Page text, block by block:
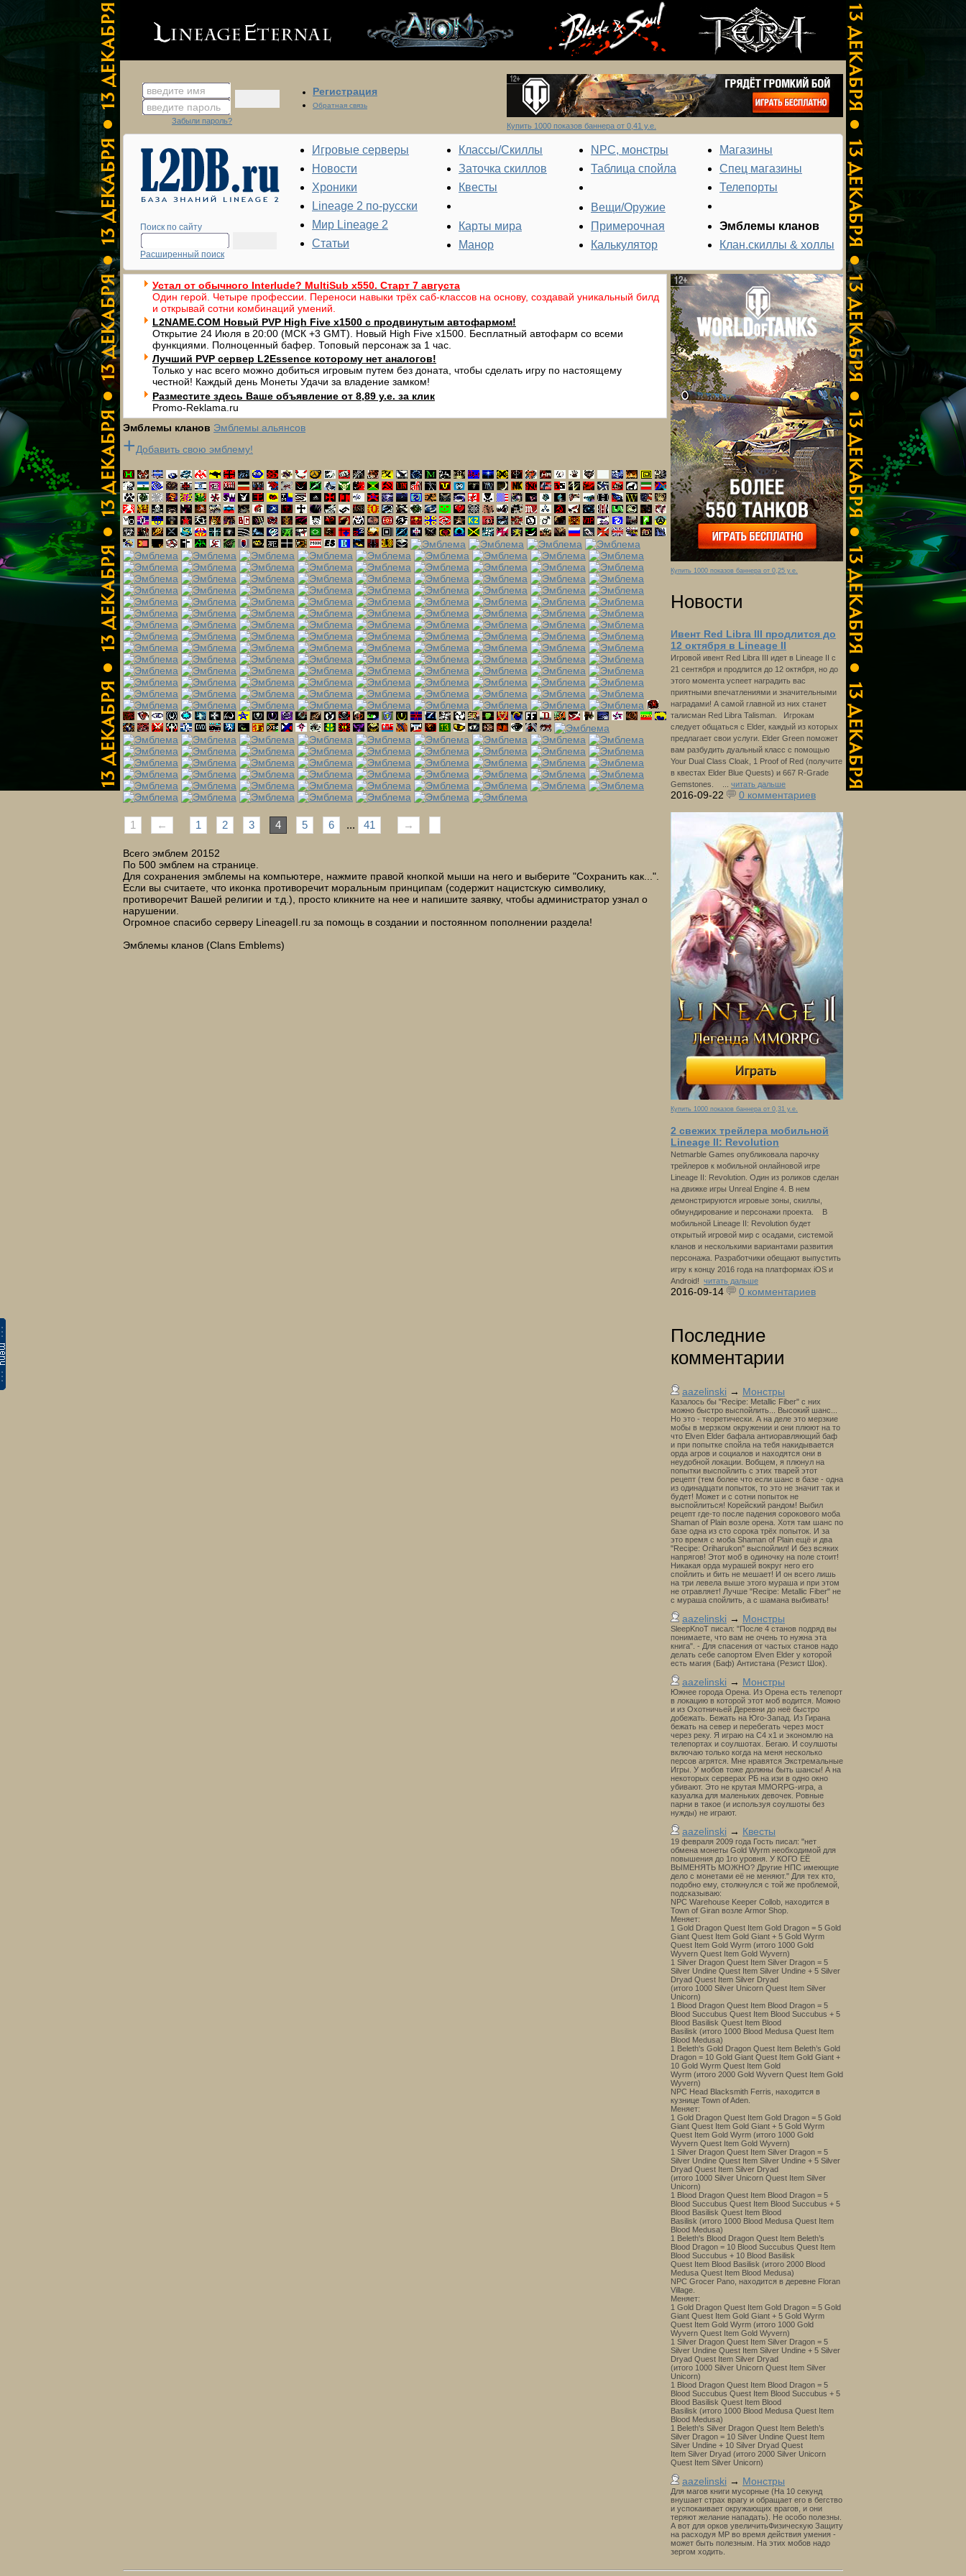
введите имя Регистрация
Обратная связь
введите пароль
Забыли пароль?
Купить 1000 показов баннера от 0,41 у.е.
Поиск по сайту
Расширенный поиск
Игровые серверы
Новости
Хроники
Lineage 2 по-русски
Мир Lineage 2
Статьи
Классы/Скиллы
Заточка скиллов
Квесты
Карты мира
Манор
NPC, монстры
Таблица спойла
Вещи/Оружие
Примерочная
Калькулятор
Магазины
Спец магазины
Телепорты
Эмблемы кланов
Клан.скиллы & холлы
Купить 1000 показов баннера от 0,25 у.е.
Новости
Ивент Red Libra III продлится до
12 октября в Lineage II
Игровой ивент Red Libra III идет в Lineage II с
21 сентября и продлится до 12 октября, но до
этого момента успеет наградить вас
приятными впечатлениями и значительными
наградами! А самой главной из них станет
талисман Red Libra Talisman. Игрокам
следует общаться с Elder, каждый из которых
предлагает свои услуги. Elder Green поможет
вам разбудить дуальный класс с помощью
Your Dual Class Cloak, 1 Proof of Red (получите
в квестах Elder Blue Quests) и 667 R-Grade
Gemstones. ... читать дальше
2016-09-22 0 комментариев
Купить 1000 показов баннера от 0,31 у.е.
2 свежих трейлера мобильной
Lineage II: Revolution
Netmarble Games опубликовала парочку
трейлеров к мобильной онлайновой игре
Lineage II: Revolution. Один из роликов сделан
на движке игры Unreal Engine 4. В нем
демонстрируются игровые зоны, скиллы,
обмундирование и персонажи проекта. В
мобильной Lineage II: Revolution будет
открытый игровой мир с осадами, системой
кланов и несколькими вариантами развития
персонажа. Разработчики обещают выпустить
игру к концу 2016 года на платформах iOS и
Android! читать дальше
2016-09-14 0 комментариев
Последние
комментарии
aazelinski → Монстры
Казалось бы "Recipe: Metallic Fiber" с них
можно быстро выспойлить... Высокий шанс...
Но это - теоретически. А на деле это мерзкие
мобы в мерзком окружении и они плюют на то
что Elven Elder бафала антиоравляющий баф
и при попытке спойла на тебя накидывается
орда агров и социалов и находятся они в
неудобной локации. Вобщем, я плюнул на
попытки выспойлить с этих тварей этот
рецепт (тем более что если шанс в базе - одна
из одинадцати попыток, то это не значит так и
будет! Может и с сотни попыток не
выспойлиться! Корейский рандом! Выбил
рецепт где-то после падения сорокового моба
Shaman of Plain возле орена. Хотя там шанс по
базе одна из сто сорока трёх попыток. И за
это время с моба Shaman of Plain ещё и два
"Recipe: Oriharukon" выспойлил! И без всяких
напрягов! Этот моб в одиночку на поле стоит!
Никакая орда мурашей вокруг него его
спойлить и бить не мешает! И он всего лишь
на три левела выше этого мураша и при этом
не отравляет! Лучше "Recipe: Metallic Fiber" не
с мураша спойлить, а с шамана выбивать!
aazelinski → Монстры
SleepKnoT писал: "После 4 станов подряд вы
понимаете, что вам не очень то нужна эта
книга". - Для спасения от частых станов надо
делать себе сапортом Elven Elder у которой
есть магия (Баф) Антистана (Резист Шок).
aazelinski → Монстры
Южнее города Орена. Из Орена есть телепорт
в локацию в которой этот моб водится. Можно
и из Охотничьей Деревни до неё быстро
добежать. Бежать на Юго-Запад. Из Гирана
бежать на север и перебегать через мост
через реку. Я играю на С4 х1 и экономлю на
телепортах и соулшотах. Бегаю. И соулшоты
включаю только когда на меня несколько
персов агрятся. Мне нравятся Экстремальные
Игры. У мобов тоже должны быть шансы! А на
некоторых серверах РБ на изи в одно окно
убивают. Это не крутая MMORPG-игра, а
казуалка для маленьких девочек. Ровные
парни в такое (и используя соулшоты без
нужды) не играют.
aazelinski → Квесты
19 февраля 2009 года Гость писал: "нет
обмена монеты Gold Wyrm необходимой для
повышения до 1го уровня. У КОГО ЕЁ
ВЫМЕНЯТЬ МОЖНО? Другие НПС имеющие
дело с монетами её не меняют." Для тех кто,
подобно ему, столкнулся с той же проблемой,
подсказываю:
NPC Warehouse Keeper Collob, находится в
Town of Giran возле Armor Shop.
Меняет:
1 Gold Dragon Quest Item Gold Dragon = 5 Gold
Giant Quest Item Gold Giant + 5 Gold Wyrm
Quest Item Gold Wyrm (итого 1000 Gold
Wyvern Quest Item Gold Wyvern)
1 Silver Dragon Quest Item Silver Dragon = 5
Silver Undine Quest Item Silver Undine + 5 Silver
Dryad Quest Item Silver Dryad
(итого 1000 Silver Unicorn Quest Item Silver
Unicorn)
1 Blood Dragon Quest Item Blood Dragon = 5
Blood Succubus Quest Item Blood Succubus + 5
Blood Basilisk Quest Item Blood
Basilisk (итого 1000 Blood Medusa Quest Item
Blood Medusa)
1 Beleth's Gold Dragon Quest Item Beleth’s Gold
Dragon = 10 Gold Giant Quest Item Gold Giant +
10 Gold Wyrm Quest Item Gold
Wyrm (итого 2000 Gold Wyvern Quest Item Gold
Wyvern)
NPC Head Blacksmith Ferris, находится в
кузнице Town of Aden.
Меняет:
1 Gold Dragon Quest Item Gold Dragon = 5 Gold
Giant Quest Item Gold Giant + 5 Gold Wyrm
Quest Item Gold Wyrm (итого 1000 Gold
Wyvern Quest Item Gold Wyvern)
1 Silver Dragon Quest Item Silver Dragon = 5
Silver Undine Quest Item Silver Undine + 5 Silver
Dryad Quest Item Silver Dryad
(итого 1000 Silver Unicorn Quest Item Silver
Unicorn)
1 Blood Dragon Quest Item Blood Dragon = 5
Blood Succubus Quest Item Blood Succubus + 5
Blood Basilisk Quest Item Blood
Basilisk (итого 1000 Blood Medusa Quest Item
Blood Medusa)
1 Beleth's Blood Dragon Quest Item Beleth’s
Blood Dragon = 10 Blood Succubus Quest Item
Blood Succubus + 10 Blood Basilisk
Quest Item Blood Basilisk (итого 2000 Blood
Medusa Quest Item Blood Medusa)
NPC Grocer Pano, находится в деревне Floran
Village.
Меняет:
1 Gold Dragon Quest Item Gold Dragon = 5 Gold
Giant Quest Item Gold Giant + 5 Gold Wyrm
Quest Item Gold Wyrm (итого 1000 Gold
Wyvern Quest Item Gold Wyvern)
1 Silver Dragon Quest Item Silver Dragon = 5
Silver Undine Quest Item Silver Undine + 5 Silver
Dryad Quest Item Silver Dryad
(итого 1000 Silver Unicorn Quest Item Silver
Unicorn)
1 Blood Dragon Quest Item Blood Dragon = 5
Blood Succubus Quest Item Blood Succubus + 5
Blood Basilisk Quest Item Blood
Basilisk (итого 1000 Blood Medusa Quest Item
Blood Medusa)
1 Beleth's Silver Dragon Quest Item Beleth’s
Silver Dragon = 10 Silver Undine Quest Item
Silver Undine + 10 Silver Dryad Quest
Item Silver Dryad (итого 2000 Silver Unicorn
Quest Item Silver Unicorn)
aazelinski → Монстры
Для магов книги мусорные (На 10 секунд
внушает страх врагу и обращает его в бегство
и успокаивает окружающих врагов, и они
теряют желание нападать). Не особо полезны.
А вот для орков увеличитьФизическую Защиту
на расходуя MP во время действия умения -
может быть полезным. На этих мобов надо
зергом ходить.
Устал от обычного Interlude? MultiSub x550. Старт 7 августа
Один герой. Четыре профессии. Переноси навыки трёх саб-классов на основу, создавай уникальный билд
и открывай сотни комбинаций умений.
L2NAME.COM Новый PVP High Five x1500 с продвинутым автофармом!
Открытие 24 Июля в 20:00 (МСК +3 GMT). Новый High Five x1500. Бесплатный автофарм со всеми
функциями. Полноценный бафер. Топовый персонаж за 1 час.
Лучший PVP сервер L2Essence которому нет аналогов!
Только у нас всего можно добиться игровым путем без доната, чтобы сделать игру по настоящему
честной! Каждый день Монеты Удачи за владение замком!
Разместите здесь Ваше объявление от 8,89 у.е. за клик
Promo-Reklama.ru
Эмблемы кланов Эмблемы альянсов
+Добавить свою эмблему!
1 ← 1 2 3 4 5 6 ... 41 →
Всего эмблем 20152
По 500 эмблем на странице.
Для сохранения эмблемы на компьютере, нажмите правой кнопкой мыши на него и выберите "Сохранить как...".
Если вы считаете, что иконка противоречит моральным принципам (содержит нацистскую символику,
противоречит Вашей религии и т.д.), просто кликните на нее и напишите заявку, чтобы администратор узнал о
нарушении.
Огромное спасибо серверу LineageII.ru за помощь в создании и постоянном пополнении раздела!
Эмблемы кланов (Clans Emblems)